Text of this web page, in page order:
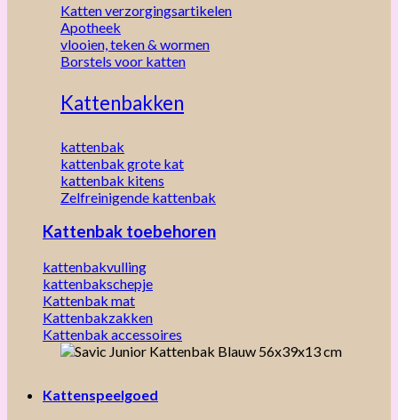
Katten verzorgingsartikelen
Apotheek
vlooien, teken & wormen
Borstels voor katten
Kattenbakken
kattenbak
kattenbak grote kat
kattenbak kitens
Zelfreinigende kattenbak
Kattenbak toebehoren
kattenbakvulling
kattenbakschepje
Kattenbak mat
Kattenbakzakken
Kattenbak accessoires
Kattenspeelgoed